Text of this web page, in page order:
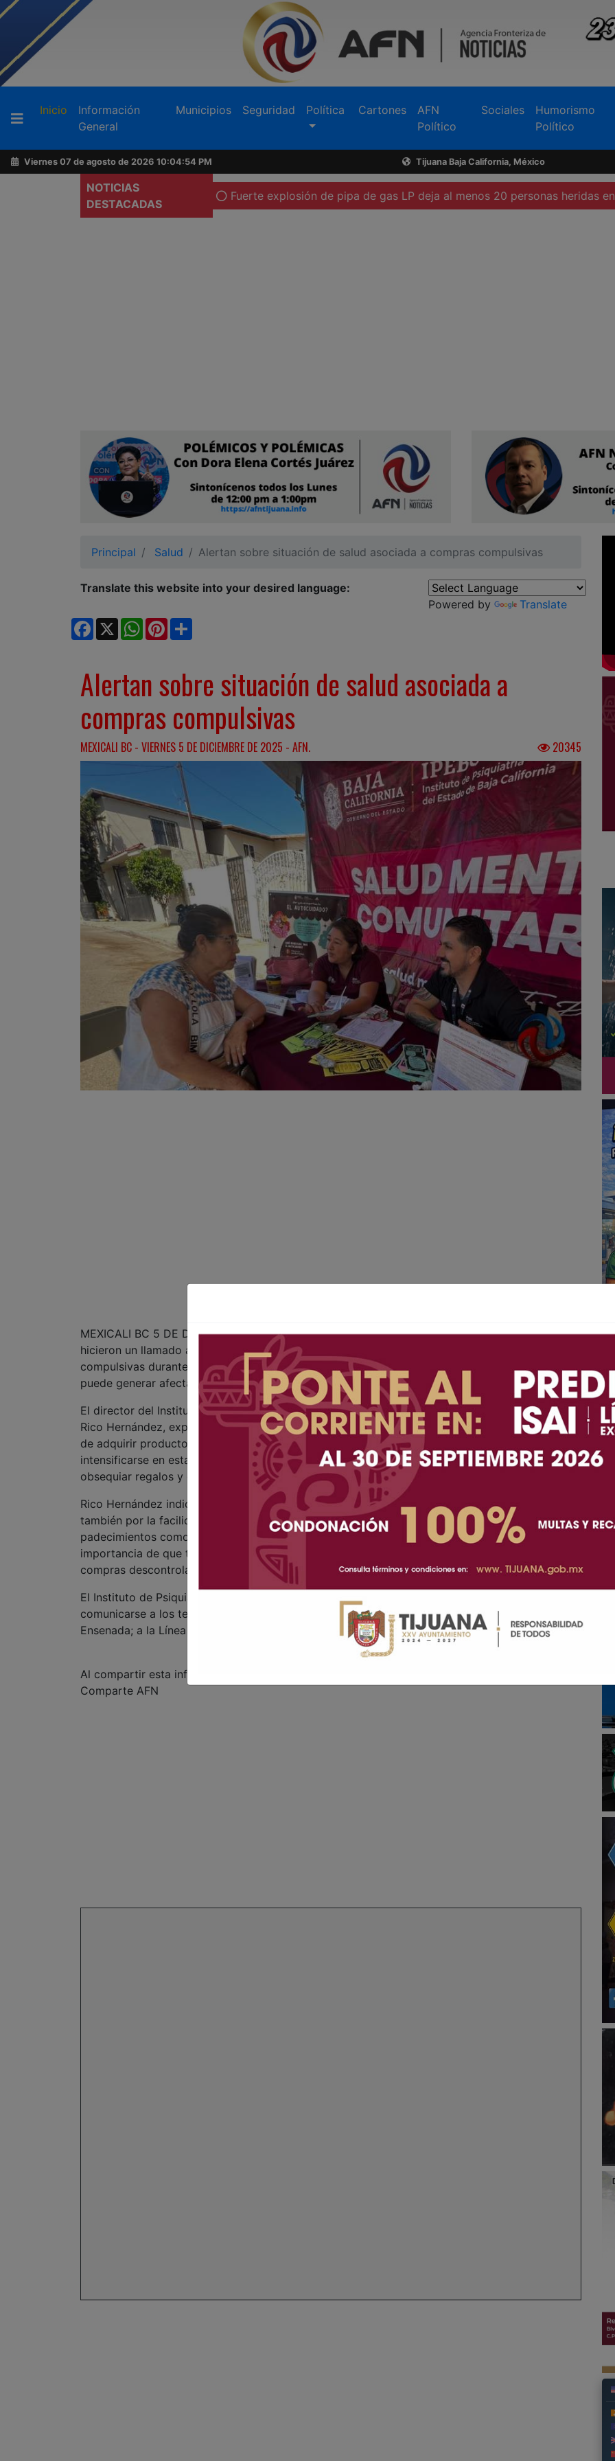
Inicio (current)
Información
General
Municipios Seguridad Política Cartones
AFN
Político
Sociales
Humorismo
Político
Viernes 07 de agosto de 2026 10:04:56 PM Tijuana Baja California, México
NOTICIAS
DESTACADAS
sagrados en Tecate Fuerte explosión de pipa de gas LP deja al menos 20 personas heridas en
Principal Salud Alertan sobre situación de salud asociada a compras compulsivas
Translate this website into your desired language:
Powered by
Translate
Facebook
X WhatsApp
Pinterest
Alertan sobre situación de salud asociada a
compras compulsivas
MEXICALI BC - VIERNES 5 DE DICIEMBRE DE 2025 - AFN. 20345
MEXICALI BC 5 DE DICIEMBRE DE 2025 (AFN).- Autoridades y especialistas en salud mental
hicieron un llamado a la población a mantenerse alerta ante el incremento de compras
compulsivas durante la temporada decembrina, una conducta asociada a la oniomanía que
puede generar afectaciones emocionales, familiares y económicas.
El director del Instituto de Psiquiatría del Estado de Baja California (IPEBC), Víctor Salvador
Rico Hernández, explicó que la compra compulsiva se caracteriza por la necesidad persistente
de adquirir productos incluso cuando no son necesarios. Señaló que esta conducta suele
intensificarse en estas fechas debido a la presión social, las promociones, la tradición de
obsequiar regalos y el estrés propio de las celebraciones.
Rico Hernández indicó que este trastorno afecta en mayor proporción a mujeres, impulsado
también por la facilidad de comprar en línea. Además, puede relacionarse con otros
padecimientos como depresión, ansiedad o consumo de sustancias, por lo que insistió en la
importancia de que tanto la persona afectada como su entorno estén atentos a señales de
compras descontroladas y busquen atención especializada.
El Instituto de Psiquiatría refiere que las personas que necesiten apoyo en salud mental pueden
comunicarse a los teléfonos: 561 03 15 en Mexicali; 684 26 64 en Tijuana; 178 88 25 en
Ensenada; a la Línea de la Vida 075, o a través de la página oficial del IPEBC en Facebook.
Al compartir esta información, apoyas a la prensa que necesitas
Comparte AFN
Buscador
Acerca
de